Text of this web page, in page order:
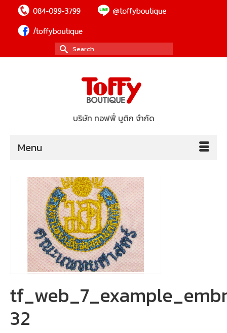
Search
for:
บริษัท ทอฟฟี่ บูติก จำกัด
Menu
32